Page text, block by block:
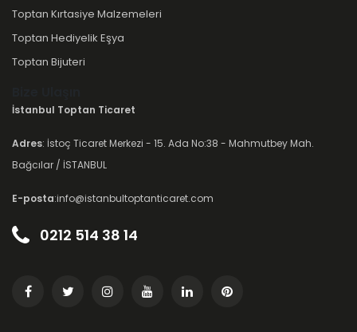
Toptan Kırtasiye Malzemeleri
Toptan Hediyelik Eşya
Toptan Bijuteri
İstanbul Toptan Ticaret
Adres: İstoç Ticaret Merkezi - 15. Ada No:38 - Mahmutbey Mah.
Bağcılar / İSTANBUL
E-posta:info@istanbultoptanticaret.com
0212 514 38 14